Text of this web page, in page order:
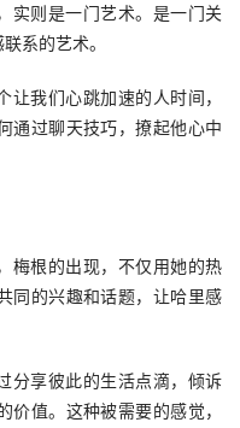
则是一门艺术。是一门关
系的艺术。
我们心跳加速的人时间，
通过聊天技巧，撩起他心中
根的出现，不仅用她的热
同的兴趣和话题，让哈里感
享彼此的生活点滴，倾诉
值。这种被需要的感觉，